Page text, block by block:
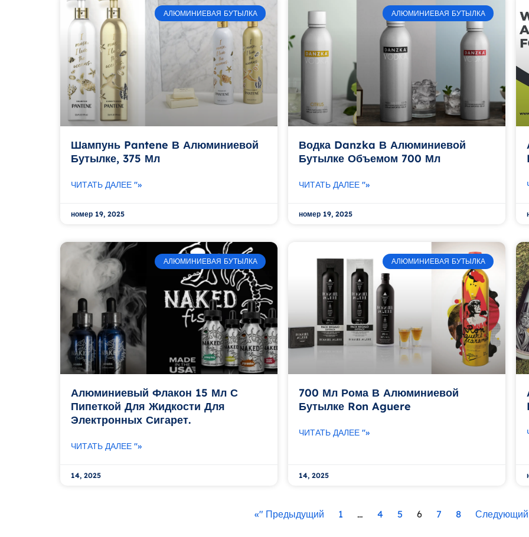
АЛЮМИНИЕВАЯ БУТЫЛКА
Шампунь Pantene В Алюминиевой
Бутылке, 375 Мл
ЧИТАТЬ ДАЛЕЕ "»
номер 19, 2025
АЛЮМИНИЕВАЯ БУТЫЛКА
Водка Danzka В Алюминиевой
Бутылке Объемом 700 Мл
ЧИТАТЬ ДАЛЕЕ "»
номер 19, 2025
АЛЮМИНИЕВАЯ БУТЫЛКА
Алюминиевый Флакон 15 Мл С
Пипеткой Для Жидкости Для
Электронных Сигарет.
ЧИТАТЬ ДАЛЕЕ "»
14, 2025
АЛЮМИНИЕВАЯ БУТЫЛКА
700 Мл Рома В Алюминиевой
Бутылке Ron Aguere
ЧИТАТЬ ДАЛЕЕ "»
14, 2025
«" Предыдущий 1 … 4 5 6 7 8